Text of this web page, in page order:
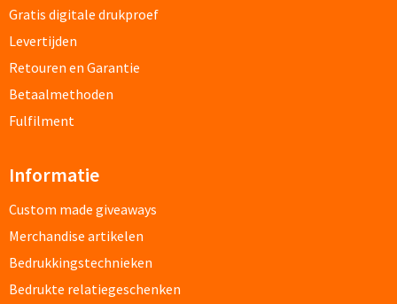
Pennen
Houten balpennen bedrukken
Touchpennen bedrukken
Luxe pennen bedrukken
Alle schrijfwaren & pennen
Overige schrijfwaren
Gratis digitale drukproef
Levertijden
Retouren en Garantie
Betaalmethoden
Fulfilment
Informatie
Custom made giveaways
Merchandise artikelen
Bedrukkingstechnieken
Bedrukte relatiegeschenken